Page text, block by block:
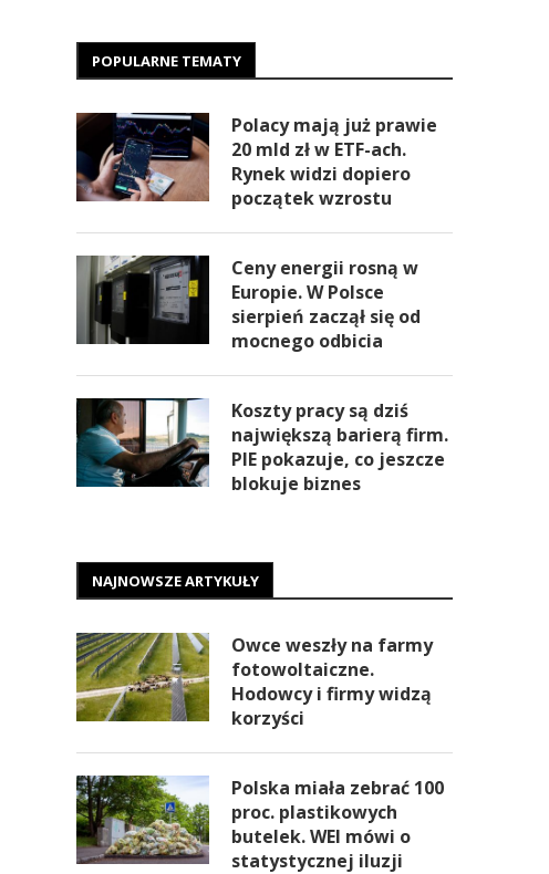
POPULARNE TEMATY
Polacy mają już prawie
20 mld zł w ETF-ach.
Rynek widzi dopiero
początek wzrostu
Ceny energii rosną w
Europie. W Polsce
sierpień zaczął się od
mocnego odbicia
Koszty pracy są dziś
największą barierą firm.
PIE pokazuje, co jeszcze
blokuje biznes
NAJNOWSZE ARTYKUŁY
Owce weszły na farmy
fotowoltaiczne.
Hodowcy i firmy widzą
korzyści
Polska miała zebrać 100
proc. plastikowych
butelek. WEI mówi o
statystycznej iluzji